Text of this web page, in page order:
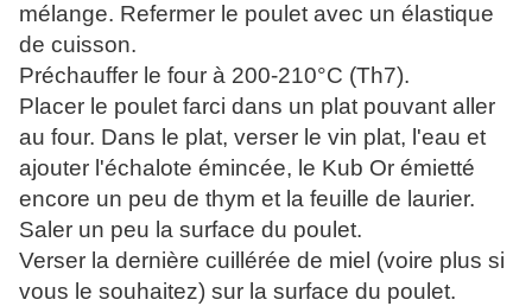
mélange. Refermer le poulet avec un élastique
de cuisson.
Préchauffer le four à 200-210°C (Th7).
Placer le poulet farci dans un plat pouvant aller
au four. Dans le plat, verser le vin plat, l'eau et
ajouter l'échalote émincée, le Kub Or émietté
encore un peu de thym et la feuille de laurier.
Saler un peu la surface du poulet.
Verser la dernière cuillérée de miel (voire plus si
vous le souhaitez) sur la surface du poulet.